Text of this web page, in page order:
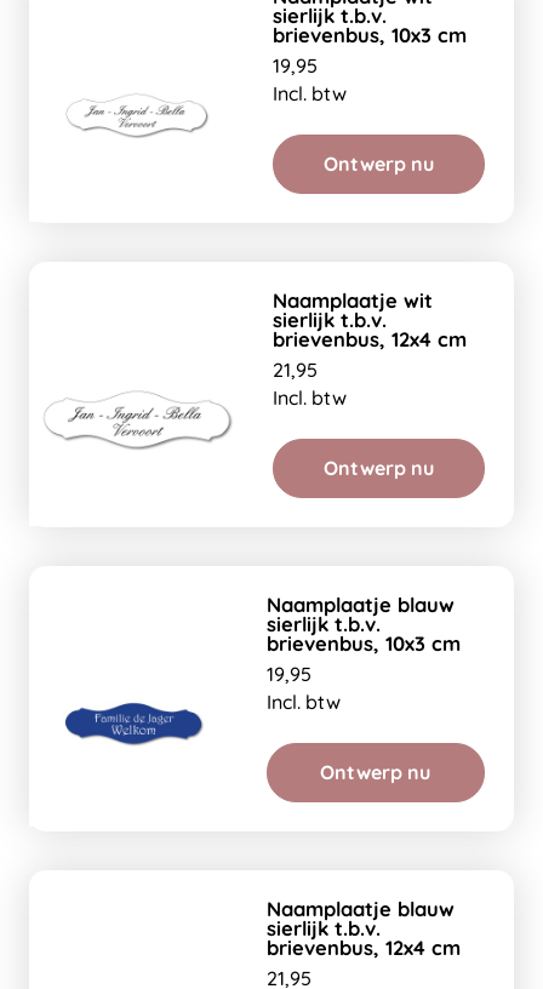
sierlijk t.b.v.
brievenbus, 10x3 cm
19,95
Incl. btw
Ontwerp nu
Naamplaatje wit
sierlijk t.b.v.
brievenbus, 12x4 cm
21,95
Incl. btw
Ontwerp nu
Naamplaatje blauw
sierlijk t.b.v.
brievenbus, 10x3 cm
19,95
Incl. btw
Ontwerp nu
Naamplaatje blauw
sierlijk t.b.v.
brievenbus, 12x4 cm
21,95